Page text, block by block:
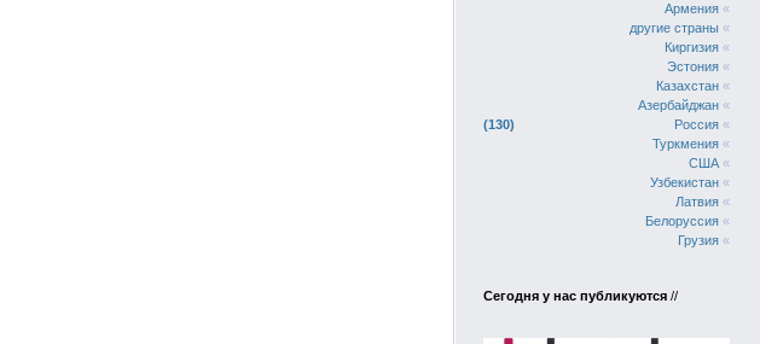
Армения «
другие страны «
Киргизия «
Эстония «
Казахстан «
Азербайджан «
130
Россия «
Туркмения «
США «
Узбекистан «
Латвия «
Белоруссия «
Грузия «
Сегодня у нас публикуются //